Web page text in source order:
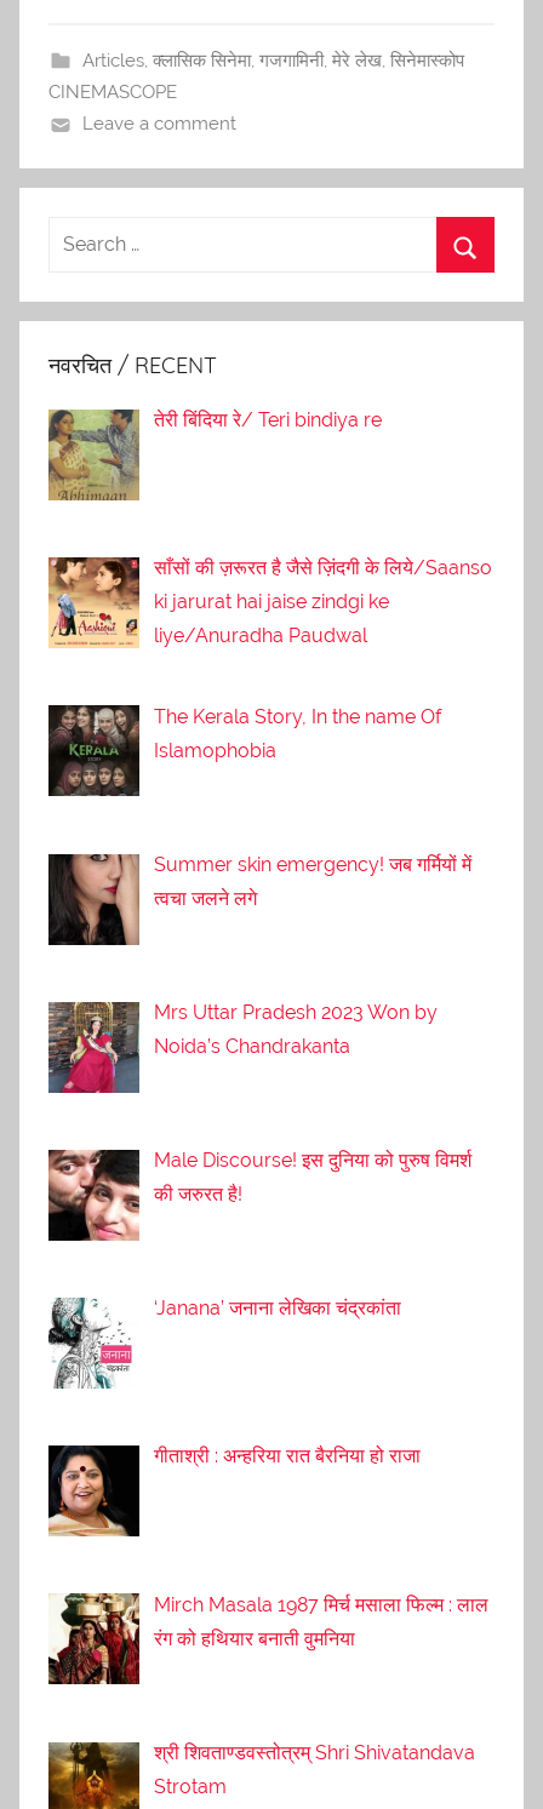
b
o
o
k
A
p
Articles, क्लासिक सिनेमा, गजगामिनी, मेरे लेख, सिनेमास्कोप
CINEMASCOPE
Leave a comment
नवरचित / RECENT
तेरी बिंदिया रे/ Teri bindiya re
साँसों की ज़रूरत है जैसे ज़िंदगी के लिये/Saanso
ki jarurat hai jaise zindgi ke
liye/Anuradha Paudwal
The Kerala Story, In the name Of
Islamophobia
Summer skin emergency! जब गर्मियों में
त्वचा जलने लगे
Mrs Uttar Pradesh 2023 Won by
Noida’s Chandrakanta
Male Discourse! इस दुनिया को पुरुष विमर्श
की जरुरत है!
‘Janana’ जनाना लेखिका चंद्रकांता
गीताश्री : अन्हरिया रात बैरनिया हो राजा
Mirch Masala 1987 मिर्च मसाला फिल्म : लाल
रंग को हथियार बनाती वुमनिया
श्री शिवताण्डवस्तोत्रम् Shri Shivatandava
Strotam